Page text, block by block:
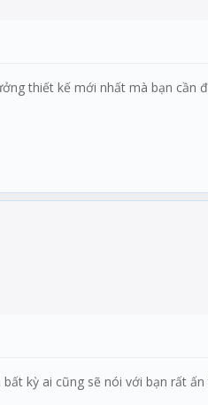
thiết kế mới nhất mà bạn cần
kỳ ai cũng sẽ nói với bạn rất